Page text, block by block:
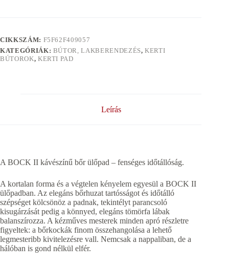
CIKKSZÁM: F5F62F409057
KATEGÓRIÁK: BÚTOR, LAKBERENDEZÉS,KERTI
BÚTOROK, KERTI PAD
Leírás
A BOCK II kávészínű bőr ülőpad – fenséges időtállóság.
A kortalan forma és a végtelen kényelem egyesül a BOCK II
ülőpadban. Az elegáns bőrhuzat tartósságot és időtálló
szépséget kölcsönöz a padnak, tekintélyt parancsoló
kisugárzását pedig a könnyed, elegáns tömörfa lábak
balanszírozza. A kézműves mesterek minden apró részletre
figyeltek: a bőrkockák finom összehangolása a lehető
legmesteribb kivitelezésre vall. Nemcsak a nappaliban, de a
hálóban is gond nélkül elfér.